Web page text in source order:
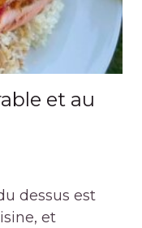
et au
dessus est
et